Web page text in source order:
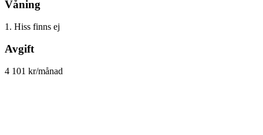
Våning
1. Hiss finns ej
Avgift
4 101 kr/månad